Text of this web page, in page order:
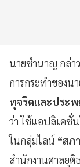
นายชำนาญ กล่า
การกระทำของน
ทุจริตและประ
ว่า ใช้แอปลิเคชั่
ในกลุ่มไลน์ “สภ
สำนักงานศาลยุติ